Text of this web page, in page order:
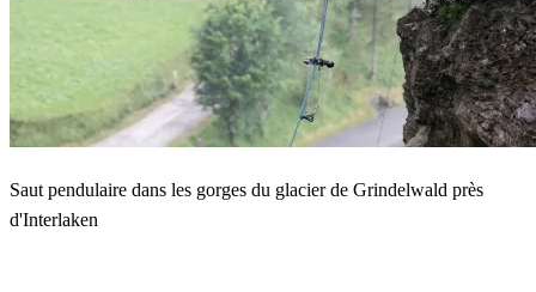
Saut pendulaire dans les gorges du glacier de Grindelwald près
d'Interlaken